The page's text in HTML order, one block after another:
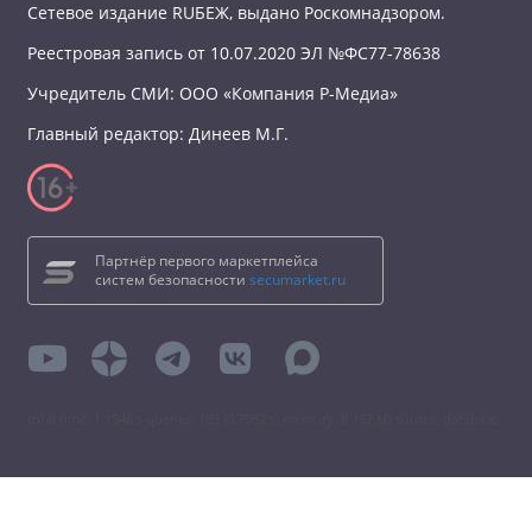
Сетевое издание RUБЕЖ, выдано Роскомнадзором.
Реестровая запись от 10.07.2020 ЭЛ №ФС77-78638
Учредитель СМИ: ООО «Компания Р-Медиа»
Главный редактор: Динеев М.Г.
Партнёр первого маркетплейса
систем безопасности secumarket.ru